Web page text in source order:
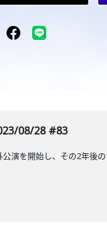
08/28 #83
演を開始し、その2年後